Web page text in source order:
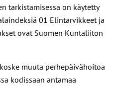
tarkistamisessa on käytetty
01 Elintarvikkeet ja
ovat Suomen Kuntaliiton
muuta perhepäivähoitoa
kodissaan antamaa